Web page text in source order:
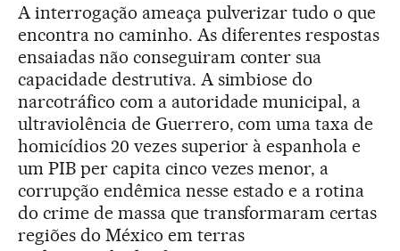
A interrogação ameaça pulverizar tudo o que
encontra no caminho. As diferentes respostas
ensaiadas não conseguiram conter sua
capacidade destrutiva. A simbiose do
narcotráfico com a autoridade municipal, a
ultraviolência de Guerrero, com uma taxa de
homicídios 20 vezes superior à espanhola e
um PIB per capita cinco vezes menor, a
corrupção endêmica nesse estado e a rotina
do crime de massa que transformaram certas
regiões do México em terras